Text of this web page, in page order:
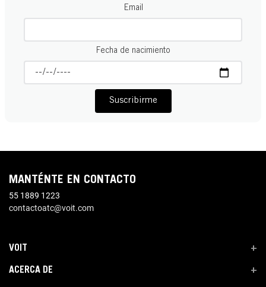
Email
Fecha de nacimiento
Suscribirme
MANTÉNTE EN CONTACTO
55 1889 1223
contactoatc@voit.com
VOIT +
ACERCA DE +